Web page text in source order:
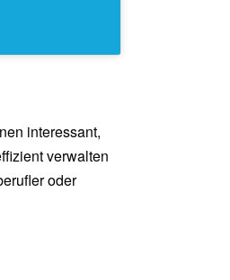
interessant,
verwalten
oder